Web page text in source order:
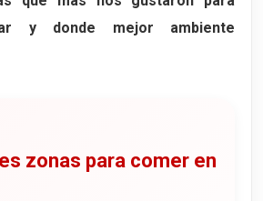
y donde mejor ambiente
zonas para comer en